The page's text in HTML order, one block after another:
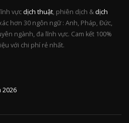
vực dịch thuật, phiên dịch & dịch
hơn 30 ngôn ngữ : Anh, Pháp, Đức,
ngành, đa lĩnh vực. Cam kết 100%
với chi phí rẻ nhất.
2026